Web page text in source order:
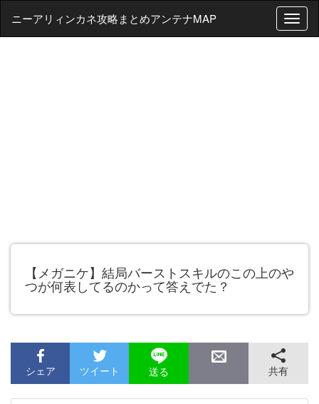
T
o
ニーアリィンカネ攻略まとめアンテナMAP
【メガニケ】結局バーストスキルのこの上のや
つが何表してるのかって答えでた？
シェア ツイート 送る 共有